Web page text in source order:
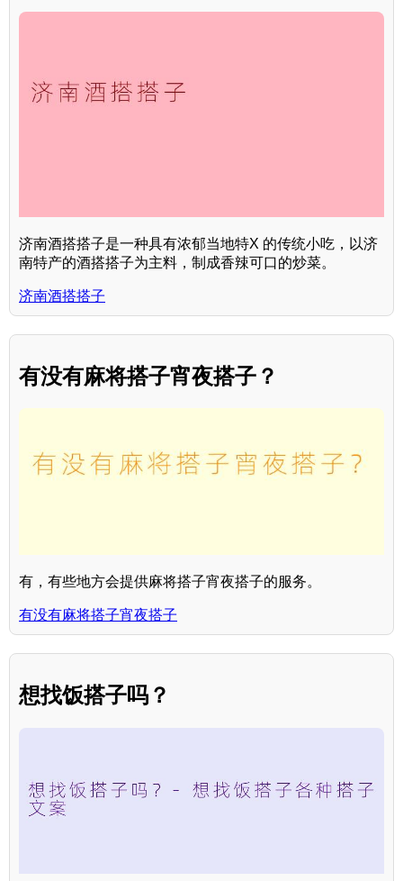
济南酒搭搭子是一种具有浓郁当地特X 的传统小吃，以济
南特产的酒搭搭子为主料，制成香辣可口的炒菜。
济南酒搭搭子
有没有麻将搭子宵夜搭子？
有，有些地方会提供麻将搭子宵夜搭子的服务。
有没有麻将搭子宵夜搭子
想找饭搭子吗？